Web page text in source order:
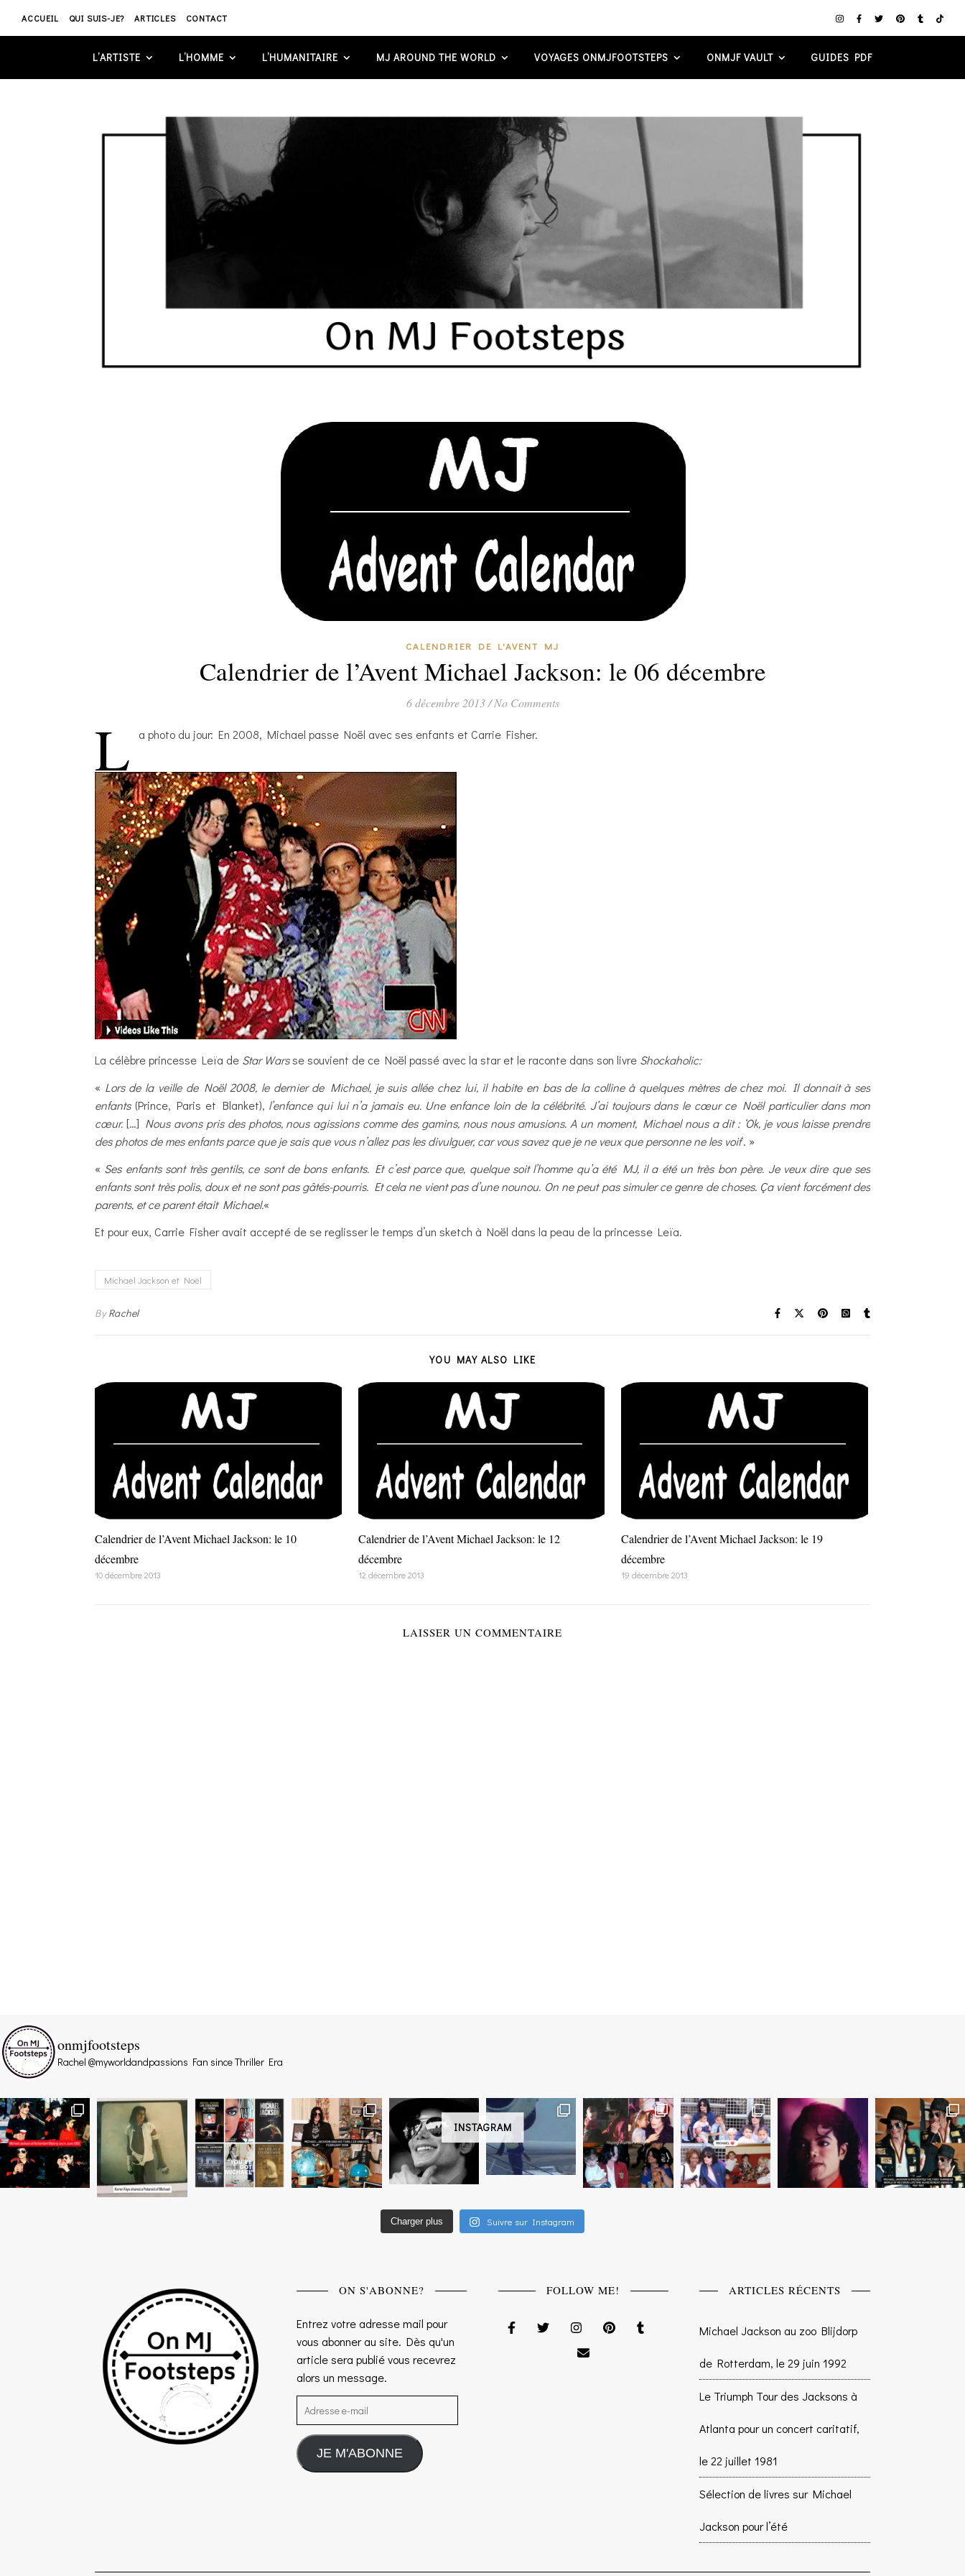
ACCUEIL QUI SUIS-JE? ARTICLES CONTACT
L’ARTISTE L’HOMME L’HUMANITAIRE MJ AROUND THE WORLD VOYAGES ONMJFOOTSTEPS ONMJF VAULT GUIDES PDF
CALENDRIER DE L'AVENT MJ
Calendrier de l’Avent Michael Jackson: le 06 décembre
6 décembre 2013 / No Comments
L a photo du jour: En 2008, Michael passe Noël avec ses enfants et Carrie Fisher.
La célèbre princesse Leïa de Star Warsse souvient de ce Noël passé avec la star et le raconte dans son livre Shockaholic:
« Lors de la veille de Noël 2008, le dernier de Michael, je suis allée chez lui, il habite en bas de la colline à quelques mètres de chez moi. Il donnait à ses
enfants (Prince, Paris et Blanket), l’enfance qui lui n’a jamais eu. Une enfance loin de la célébrité. J’ai toujours dans le cœur ce Noël particulier dans mon
cœur.[…] Nous avons pris des photos, nous agissions comme des gamins, nous nous amusions. A un moment, Michael nous a dit : ‘Ok, je vous laisse prendre
des photos de mes enfants parce que je sais que vous n’allez pas les divulguer, car vous savez que je ne veux que personne ne les voit‘. »
« Ses enfants sont très gentils, ce sont de bons enfants. Et c’est parce que, quelque soit l’homme qu’a été MJ, il a été un très bon père. Je veux dire que ses
enfants sont très polis, doux et ne sont pas gâtés-pourris. Et cela ne vient pas d’une nounou. On ne peut pas simuler ce genre de choses. Ça vient forcément des
parents, et ce parent était Michael.«
Et pour eux, Carrie Fisher avait accepté de se reglisser le temps d’un sketch à Noël dans la peau de la princesse Leïa.
Michael Jackson et Noël
ByRachel
YOU MAY ALSO LIKE
Calendrier de l’Avent Michael Jackson: le 10
décembre
10 décembre 2013
Calendrier de l’Avent Michael Jackson: le 12
décembre
12 décembre 2013
Calendrier de l’Avent Michael Jackson: le 19
décembre
19 décembre 2013
LAISSER UN COMMENTAIRE
INSTAGRAM
onmjfootsteps
Rachel @myworldandpassions Fan since Thriller Era
Charger plus Suivre sur Instagram
ON S'ABONNE?
Entrez votre adresse mail pour
vous abonner au site. Dès qu'un
article sera publié vous recevrez
alors un message.
Adresse e-mail
JE M'ABONNE
FOLLOW ME! ARTICLES RÉCENTS
Michael Jackson au zoo Blijdorp
de Rotterdam, le 29 juin 1992
Le Triumph Tour des Jacksons à
Atlanta pour un concert caritatif,
le 22 juillet 1981
Sélection de livres sur Michael
Jackson pour l’été